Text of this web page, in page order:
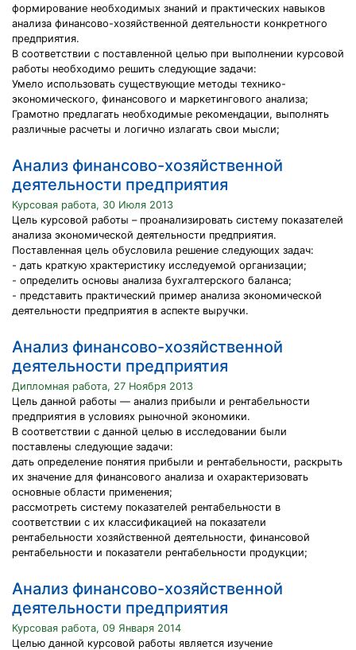
формирование необходимых знаний и практических навыков
анализа финансово-хозяйственной деятельности конкретного
предприятия.
В соответствии с поставленной целью при выполнении курсовой
работы необходимо решить следующие задачи:
Умело использовать существующие методы технико-
экономического, финансового и маркетингового анализа;
Грамотно предлагать необходимые рекомендации, выполнять
различные расчеты и логично излагать свои мысли;
Анализ финансово-хозяйственной
деятельности предприятия
Курсовая работа, 30 Июля 2013
Цель курсовой работы – проанализировать систему показателей
анализа экономической деятельности предприятия.
Поставленная цель обусловила решение следующих задач:
- дать краткую храктеристику исследуемой организации;
- определить основы анализа бухгалтерского баланса;
- представить практический пример анализа экономической
деятельности предприятия в аспекте выручки.
Анализ финансово-хозяйственной
деятельности предприятия
Дипломная работа, 27 Ноября 2013
Цель данной работы — анализ прибыли и рентабельности
предприятия в условиях рыночной экономики.
В соответствии с данной целью в исследовании были
поставлены следующие задачи:
дать определение понятия прибыли и рентабельности, раскрыть
их значение для финансового анализа и охарактеризовать
основные области применения;
рассмотреть систему показателей рентабельности в
соответствии с их классификацией на показатели
рентабельности хозяйственной деятельности, финансовой
рентабельности и показатели рентабельности продукции;
Анализ финансово-хозяйственной
деятельности предприятия
Курсовая работа, 09 Января 2014
Целью данной курсовой работы является изучение